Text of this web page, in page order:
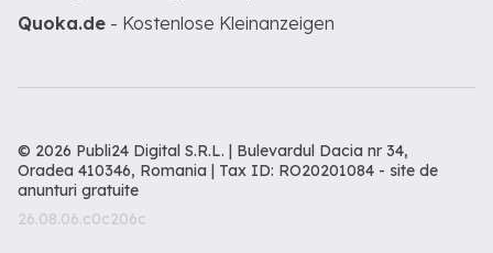
Quoka.de - Kostenlose Kleinanzeigen
© 2026 Publi24 Digital S.R.L. | Bulevardul Dacia nr 34,
Oradea 410346, Romania | Tax ID: RO20201084 - site de
anunturi gratuite
26.08.06.c0c206c